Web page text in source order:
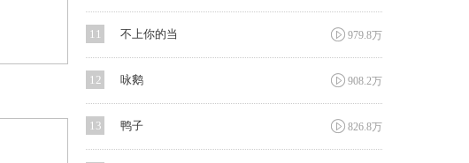
11 不上你的当  979.8万
12 咏鹅  908.2万
13 鸭子  826.8万